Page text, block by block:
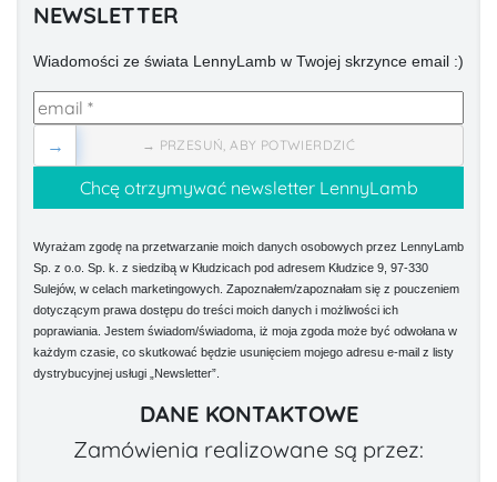
NEWSLETTER
Wiadomości ze świata LennyLamb w Twojej skrzynce email :)
→ PRZESUŃ, ABY POTWIERDZIĆ
→
Wyrażam zgodę na przetwarzanie moich danych osobowych przez LennyLamb
Sp. z o.o. Sp. k. z siedzibą w Kłudzicach pod adresem Kłudzice 9, 97-330
Sulejów, w celach marketingowych. Zapoznałem/zapoznałam się z pouczeniem
dotyczącym prawa dostępu do treści moich danych i możliwości ich
poprawiania. Jestem świadom/świadoma, iż moja zgoda może być odwołana w
każdym czasie, co skutkować będzie usunięciem mojego adresu e-mail z listy
dystrybucyjnej usługi „Newsletter”.
DANE KONTAKTOWE
Zamówienia realizowane są przez: